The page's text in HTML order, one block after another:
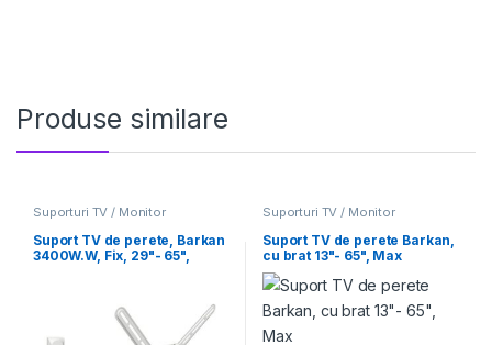
Produse similare
Suporturi TV / Monitor
Suport TV de perete, Barkan
3400W.W, Fix, 29"- 65",
Suporturi TV / Monitor
Suport TV de perete Barkan,
cu brat 13"- 65", Max